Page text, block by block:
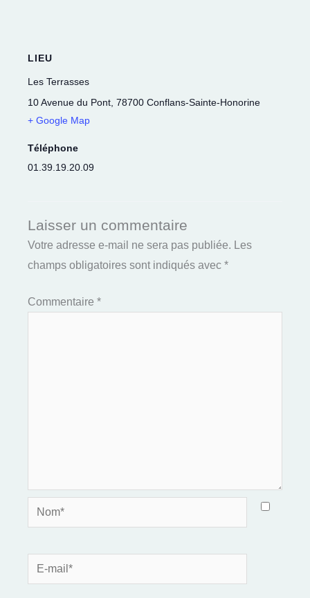
LIEU
Les Terrasses
10 Avenue du Pont 78700 Conflans-Sainte-Honorine
+ Google Map
Téléphone
01.39.19.20.09
Laisser un commentaire
Votre adresse e-mail ne sera pas publiée. Les
champs obligatoires sont indiqués avec *
Commentaire *
Nom*
E-
mail*